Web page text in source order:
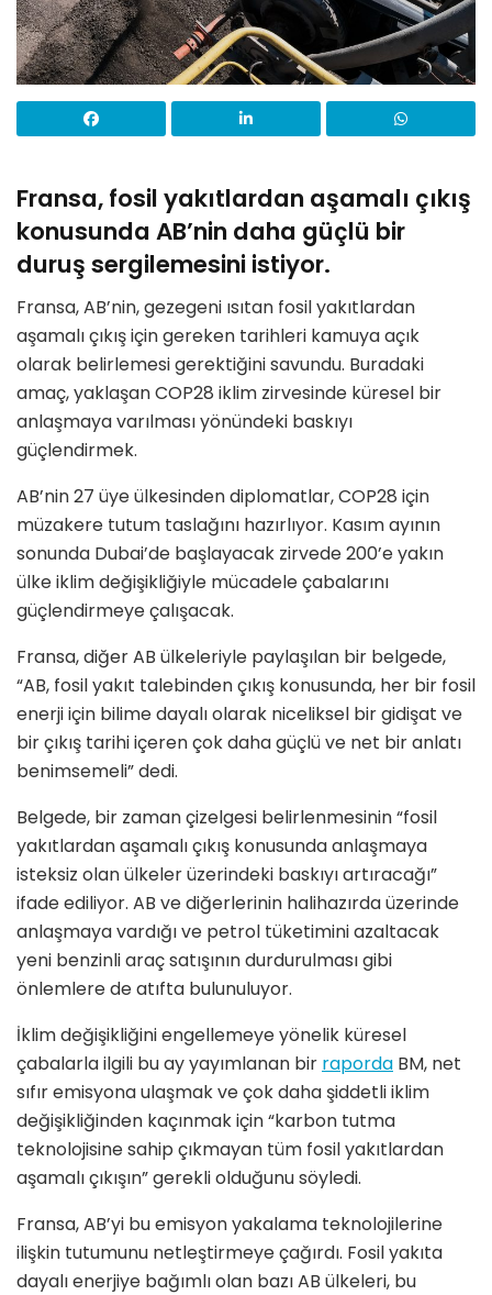
Fransa, fosil yakıtlardan aşamalı çıkış
konusunda AB’nin daha güçlü bir
duruş sergilemesini istiyor.
Fransa, AB’nin, gezegeni ısıtan fosil yakıtlardan
aşamalı çıkış için gereken tarihleri ​​kamuya açık
olarak belirlemesi gerektiğini savundu. Buradaki
amaç, yaklaşan COP28 iklim zirvesinde küresel bir
anlaşmaya varılması yönündeki baskıyı
güçlendirmek.
AB’nin 27 üye ülkesinden diplomatlar, COP28 için
müzakere tutum taslağını hazırlıyor. Kasım ayının
sonunda Dubai’de başlayacak zirvede 200’e yakın
ülke iklim değişikliğiyle mücadele çabalarını
güçlendirmeye çalışacak.
Fransa, diğer AB ülkeleriyle paylaşılan bir belgede,
“AB, fosil yakıt talebinden çıkış konusunda, her bir fosil
enerji için bilime dayalı olarak niceliksel bir gidişat ve
bir çıkış tarihi içeren çok daha güçlü ve net bir anlatı
benimsemeli” dedi.
Belgede, bir zaman çizelgesi belirlenmesinin “fosil
yakıtlardan aşamalı çıkış konusunda anlaşmaya
isteksiz olan ülkeler üzerindeki baskıyı artıracağı”
ifade ediliyor. AB ve diğerlerinin halihazırda üzerinde
anlaşmaya vardığı ve petrol tüketimini azaltacak
yeni benzinli araç satışının durdurulması gibi
önlemlere de atıfta bulunuluyor.
İklim değişikliğini engellemeye yönelik küresel
çabalarla ilgili bu ay yayımlanan bir raporda BM, net
sıfır emisyona ulaşmak ve çok daha şiddetli iklim
değişikliğinden kaçınmak için “karbon tutma
teknolojisine sahip çıkmayan tüm fosil yakıtlardan
aşamalı çıkışın” gerekli olduğunu söyledi.
Fransa, AB’yi bu emisyon yakalama teknolojilerine
ilişkin tutumunu netleştirmeye çağırdı. Fosil yakıta
dayalı enerjiye bağımlı olan bazı AB ülkeleri, bu